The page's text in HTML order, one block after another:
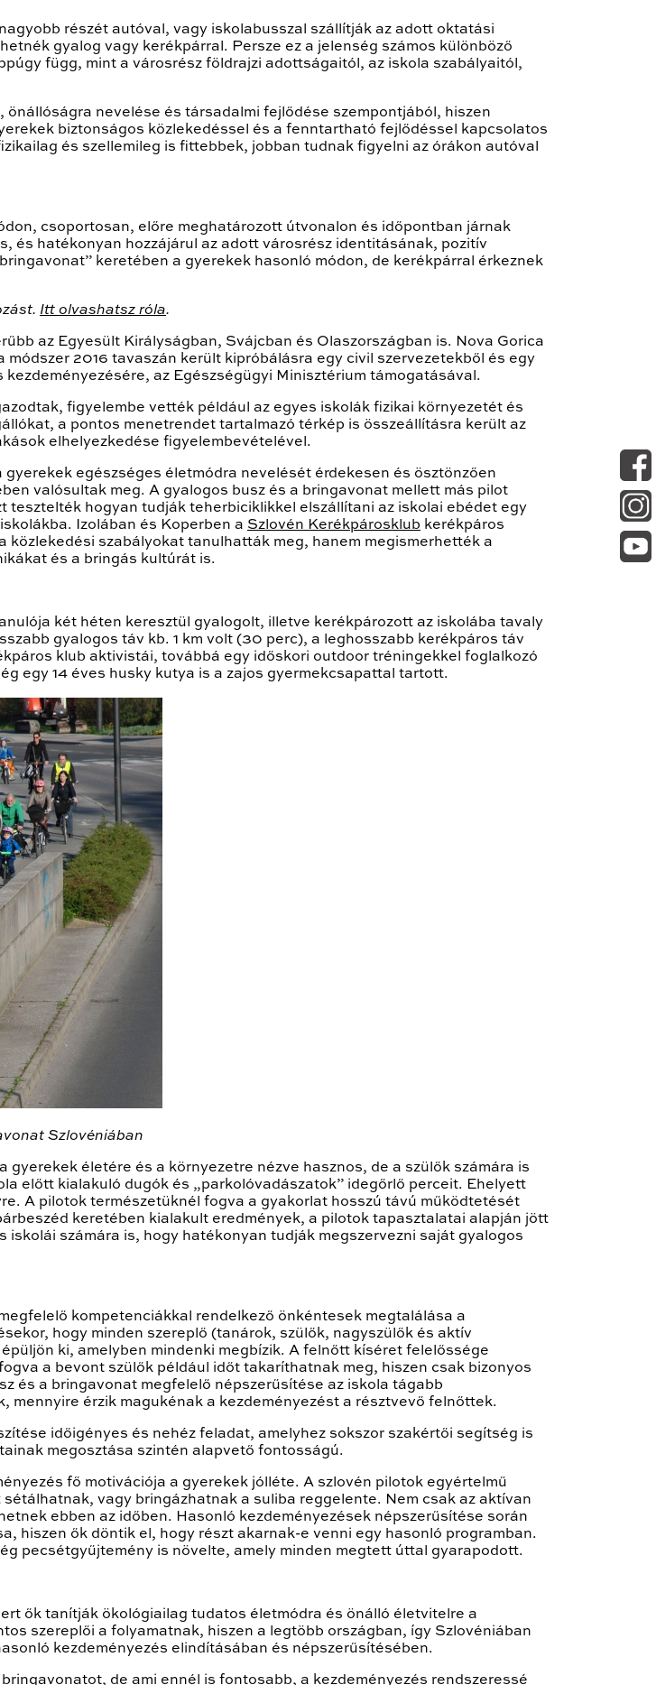
részét autóval, vagy iskolabusszal szállítják az adott oktatási
gyalog vagy kerékpárral. Persze ez a jelenség számos különböző
függ, mint a városrész földrajzi adottságaitól, az iskola szabályaitól,
nevelése és társadalmi fejlődése szempontjából, hiszen
biztonságos közlekedéssel és a fenntartható fejlődéssel kapcsolatos
és szellemileg is fittebbek, jobban tudnak figyelni az órákon autóval
csoportosan, előre meghatározott útvonalon és időpontban járnak
és hatékonyan hozzájárul az adott városrész identitásának, pozitív
keretében a gyerekek hasonló módon, de kerékpárral érkeznek
Itt olvashatsz róla.
az Egyesült Királyságban, Svájcban és Olaszországban is. Nova Gorica
2016 tavaszán került kipróbálásra egy civil szervezetekből és egy
az Egészségügyi Minisztérium támogatásával.
figyelembe vették például az egyes iskolák fizikai környezetét és
a pontos menetrendet tartalmazó térkép is összeállításra került az
elhelyezkedése figyelembevételével.
egészséges életmódra nevelését érdekesen és ösztönzően
valósultak meg. A gyalogos busz és a bringavonat mellett más pilot
hogyan tudják teherbiciklikkel elszállítani az iskolai ebédet egy
Izolában és Koperben a Szlovén Kerékpárosklub kerékpáros
szabályokat tanulhatták meg, hanem megismerhették a
és a bringás kultúrát is.
két héten keresztül gyalogolt, illetve kerékpározott az iskolába tavaly
gyalogos táv kb. 1 km volt (30 perc), a leghosszabb kerékpáros táv
klub aktivistái, továbbá egy időskori outdoor tréningekkel foglalkozó
egy 14 éves husky kutya is a zajos gyermekcsapattal tartott.
Szlovéniában
életére és a környezetre nézve hasznos, de a szülők számára is
előtt kialakuló dugók és „parkolóvadászatok” idegőrlő perceit. Ehelyett
A pilotok természetüknél fogva a gyakorlat hosszú távú működtetését
keretében kialakult eredmények, a pilotok tapasztalatai alapján jött
számára is, hogy hatékonyan tudják megszervezni saját gyalogos
kompetenciákkal rendelkező önkéntesek megtalálása a
hogy minden szereplő (tanárok, szülők, nagyszülők és aktív
ki, amelyben mindenki megbízik. A felnőtt kíséret felelőssége
a bevont szülők például időt takaríthatnak meg, hiszen csak bizonyos
és a bringavonat megfelelő népszerűsítése az iskola tágabb
mennyire érzik magukénak a kezdeményezést a résztvevő felnőttek.
időigényes és nehéz feladat, amelyhez sokszor szakértői segítség is
megosztása szintén alapvető fontosságú.
fő motivációja a gyerekek jólléte. A szlovén pilotok egyértelmű
vagy bringázhatnak a suliba reggelente. Nem csak az aktívan
ebben az időben. Hasonló kezdeményezések népszerűsítése során
hiszen ők döntik el, hogy részt akarnak-e venni egy hasonló programban.
pecsétgyűjtemény is növelte, amely minden megtett úttal gyarapodott.
ők tanítják ökológiailag tudatos életmódra és önálló életvitelre a
szereplői a folyamatnak, hiszen a legtöbb országban, így Szlovéniában
kezdeményezés elindításában és népszerűsítésében.
de ami ennél is fontosabb, a kezdeményezés rendszeressé